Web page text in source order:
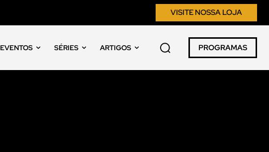
VISITE NOSSA LOJA
EVENTOS SÉRIES ARTIGOS PROGRAMAS